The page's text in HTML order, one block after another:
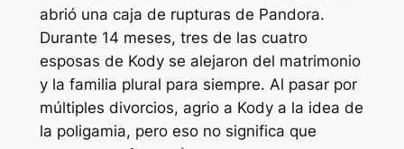
abrió una caja de rupturas de Pandora.
Durante 14 meses, tres de las cuatro
esposas de Kody se alejaron del matrimonio
y la familia plural para siempre. Al pasar por
múltiples divorcios, agrio a Kody a la idea de
la poligamia, pero eso no significa que